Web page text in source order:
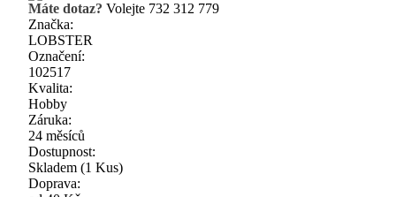
Máte dotaz? Volejte 732 312 779
Značka:
LOBSTER
Označení:
102517
Kvalita:
Hobby
Záruka:
24 měsíců
Dostupnost:
Skladem (1 Kus)
Doprava: